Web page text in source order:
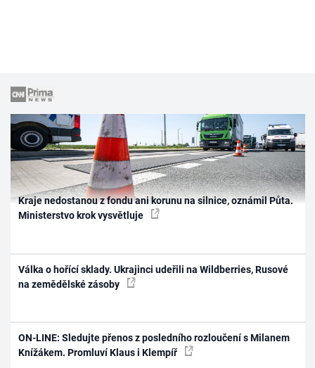
Kraje nedostanou z fondu ani korunu na silnice, oznámil Půta.
Ministerstvo krok vysvětluje
Válka o hořící sklady. Ukrajinci udeřili na Wildberries, Rusové
na zemědělské zásoby
ON-LINE: Sledujte přenos z posledního rozloučení s Milanem
Knížákem. Promluví Klaus i Klempíř